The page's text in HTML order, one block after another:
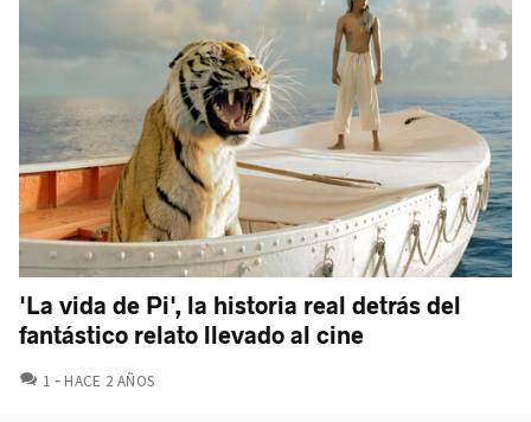
'La vida de Pi', la historia real detrás del
fantástico relato llevado al cine
1 COMENTARIOS
HACE 2 AÑOS